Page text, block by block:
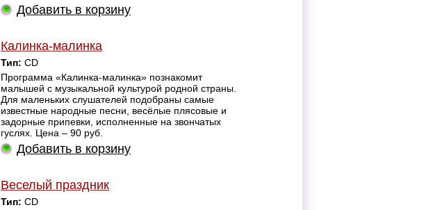
Добавить в корзину
Калинка-малинка
Тип: CD
Программа «Калинка-малинка» познакомит
малышей с музыкальной культурой родной страны.
Для маленьких слушателей подобраны самые
известные народные песни, весёлые плясовые и
задорные припевки, исполненные на звончатых
гуслях. Цена – 90 руб.
Добавить в корзину
Веселый праздник
Тип: CD